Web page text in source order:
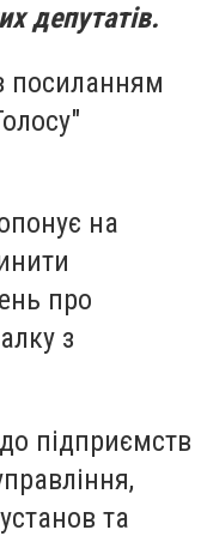
депутатів.
посиланням
на
про
з
підприємств
та